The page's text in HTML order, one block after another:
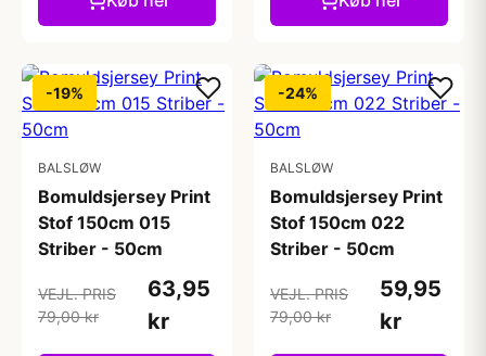
-19%
BALSLØW
Bomuldsjersey Print
Stof 150cm 015
Striber - 50cm
VEJL. PRIS
79,00 kr
63,95
kr
-24%
BALSLØW
Bomuldsjersey Print
Stof 150cm 022
Striber - 50cm
VEJL. PRIS
79,00 kr
59,95
kr